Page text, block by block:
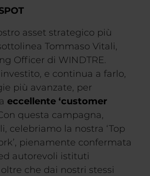
asset strategico più
Tommaso Vitali,
Officer di WINDTRE.
investito, e continua a farlo,
più avanzate, per
eccellente ‘customer
questa campagna,
celebriamo la nostra ‘Top
pienamente confermata
autorevoli istituti
che dai nostri stessi